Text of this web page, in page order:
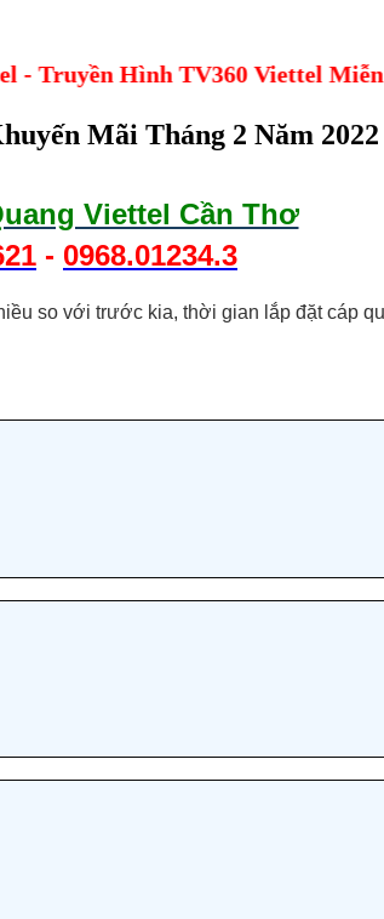
Hình TV360 Viettel Miễn Phí
Mãi Tháng 2 Năm 2022
Viettel Cần Thơ
- 0968.01234.3
so với trước kia, thời gian lắp đặt cáp